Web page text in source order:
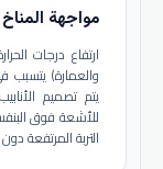
مواجهة المناخ
ارتفاع درجات
والعمارة) يتسبب
يتم تصميم
للأشعة فوق
التربة المرتفعة